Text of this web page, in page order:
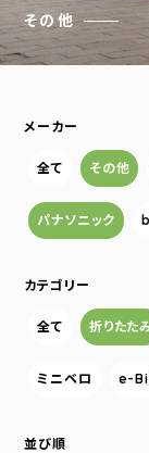
その他
メーカー
全て その他
パナソニック
カテゴリー
全て 折りたた
ミニベロ e-
並び順